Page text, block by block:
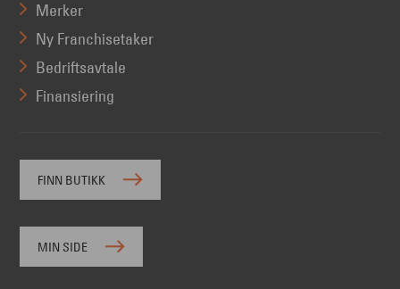
Merker
Ny Franchisetaker
Bedriftsavtale
Finansiering
FINN BUTIKK
MIN SIDE